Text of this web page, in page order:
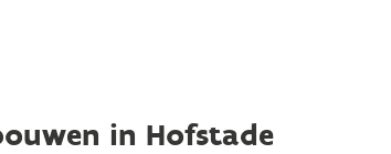
in Hofstade